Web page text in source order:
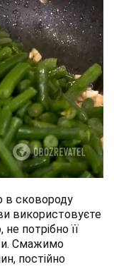
в сковороду
використовуєте
потрібно її
Смажимо
постійно